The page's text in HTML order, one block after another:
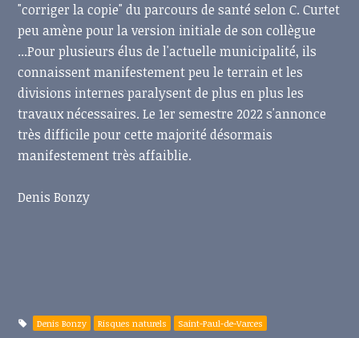
"corriger la copie" du parcours de santé selon C. Curtet
peu amène pour la version initiale de son collègue
...Pour plusieurs élus de l'actuelle municipalité, ils
connaissent manifestement peu le terrain et les
divisions internes paralysent de plus en plus les
travaux nécessaires. Le 1er semestre 2022 s'annonce
très difficile pour cette majorité désormais
manifestement très affaiblie.
Denis Bonzy
Denis Bonzy Risques naturels Saint-Paul-de-Varces